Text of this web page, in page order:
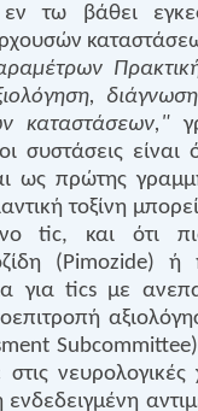
τω βάθει
καταστάσεων,"
συστάσεις είναι
ως πρώτης
τοξίνη
tic, και ότι
( Pimozide) ή
για ticsμε
Subcommittee